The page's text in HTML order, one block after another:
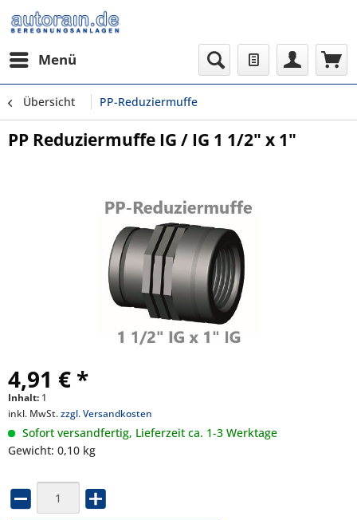
Menü
Übersicht PP-Reduziermuffe
PP Reduziermuffe IG / IG 1 1/2" x 1"
4,91 € *
Inhalt: 1
inkl. MwSt.zzgl. Versandkosten
Sofort versandfertig, Lieferzeit ca. 1-3 Werktage
Gewicht: 0,10 kg